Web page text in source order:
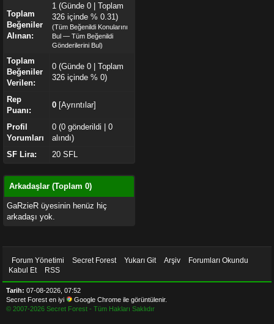
Toplam
Beğeniler
Alınan:
1 (Günde 0 | Toplam
326 içinde % 0.31)
(Tüm Beğenildi Konularını
Bul— Tüm Beğenildi
Gönderilerini Bul)
Toplam
Beğeniler
Verilen:
0 (Günde 0 | Toplam
326 içinde % 0)
Rep
Puanı:
0 [Ayrıntılar]
Profil
Yorumları
0 (0 gönderildi | 0
alındı)
SF Lira:
20 SFL
Arkadaşlar (Toplam 0)
GaRzieR üyesinin henüz hiç
arkadaşı yok.
Forum Yönetimi Secret Forest Yukarı Git Arşiv
Forumları Okundu
Kabul Et
RSS
Tarih: 07-08-2026, 07:52
Secret Forest en iyi
Google Chrome ile görüntülenir.
© 2007-2026 Secret Forest - Tüm Hakları Saklıdır